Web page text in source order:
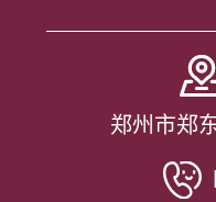
郑州市郑